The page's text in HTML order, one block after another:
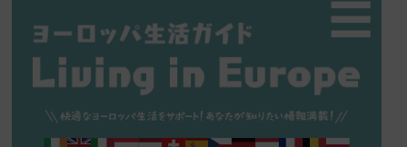
☰